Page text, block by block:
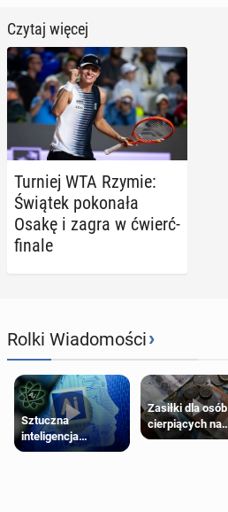
Czytaj więcej
Turniej WTA Rzymie:
Świątek po­ko­na­ła
Osakę i zagra w ćwierć­
fi­na­le
Rolki Wiadomości›
Sztuczna
inteligencja
próbowała oszukać
Zasiłki dla osób
cierpiących na
schorzenia